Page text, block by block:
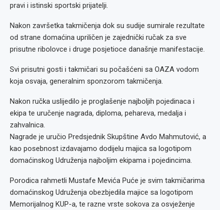
pravi i istinski sportski prijatelji.
Nakon završetka takmičenja dok su sudije sumirale rezultate
od strane domaćina upriličen je zajednički ručak za sve
prisutne ribolovce i druge posjetioce današnje manifestacije.
Svi prisutni gosti i takmičari su počašćeni sa OAZA vodom
koja osvaja, generalnim sponzorom takmičenja.
Nakon ručka uslijedilo je proglašenje najboljih pojedinaca i
ekipa te uručenje nagrada, diploma, pehareva, medalja i
zahvalnica.
Nagrade je uručio Predsjednik Skupštine Avdo Mahmutović, a
kao posebnost izdavajamo dodijelu majica sa logotipom
domaćinskog Udruženja najboljim ekipama i pojedincima.
Porodica rahmetli Mustafe Mevića Puće je svim takmičarima
domaćinskog Udruženja obezbjedila majice sa logotipom
Memorijalnog KUP-a, te razne vrste sokova za osvježenje